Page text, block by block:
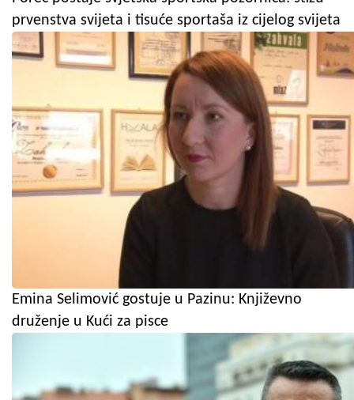
prvenstva svijeta i tisuće sportaša iz cijelog svijeta
Emina Selimović gostuje u Pazinu: Književno
druženje u Kući za pisce